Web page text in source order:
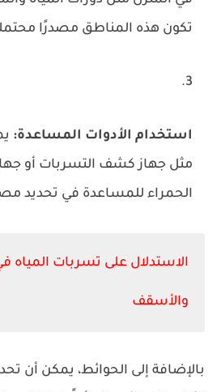
تكون هذه المناطق مصدرًا
استخدام الأدوات المساعدة:
مثل جهاز كشف التسربات أو
الحمراء للمساعدة في تحديد
الاستدلال على تسربات المياه
والأسقف
بالإضافة إلى الحوائط، يمكن أن